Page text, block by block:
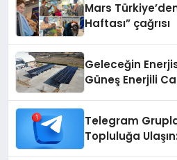
Mars
Haftası” çağrısı
Geleceğin
Güneş Enerjili
Telegram
Topluluğa